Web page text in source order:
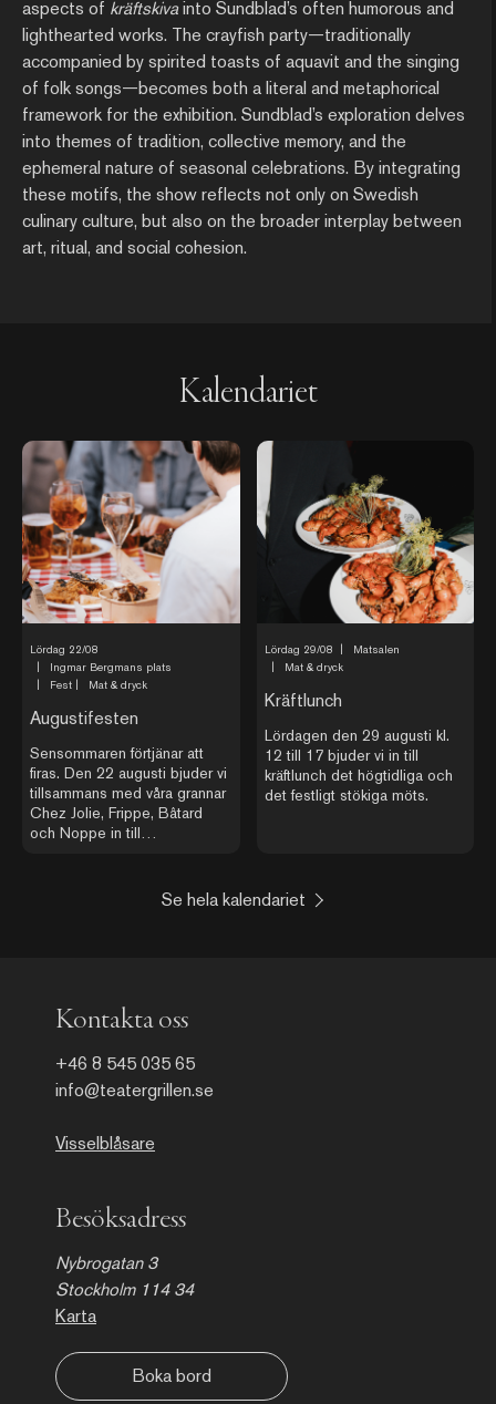
aspects of kräftskiva into Sundblad’s often humorous and
lighthearted works. The crayfish party—traditionally
accompanied by spirited toasts of aquavit and the singing
of folk songs—becomes both a literal and metaphorical
framework for the exhibition. Sundblad’s exploration delves
into themes of tradition, collective memory, and the
ephemeral nature of seasonal celebrations. By integrating
these motifs, the show reflects not only on Swedish
culinary culture, but also on the broader interplay between
art, ritual, and social cohesion.
Kalendariet
Lördag 22/08
Ingmar Bergmans plats
Fest Mat & dryck
Augustifesten
Sensommaren förtjänar att
firas. Den 22 augusti bjuder vi
tillsammans med våra grannar
Chez Jolie, Frippe, Bâtard
och Noppe in till
restaurangerna förvandlas till
Lördag 29/08
Matsalen
Mat & dryck
Kräftlunch
Lördagen den 29 augusti kl.
12 till 17 bjuder vi in till
kräftlunch det högtidliga och
det festligt stökiga möts.
Se hela kalendariet
Kontakta oss
+46 8 545 035 65
info@teatergrillen.se
Visselblåsare
Besöksadress
Nybrogatan 3
Stockholm 114 34
Karta
Boka bord